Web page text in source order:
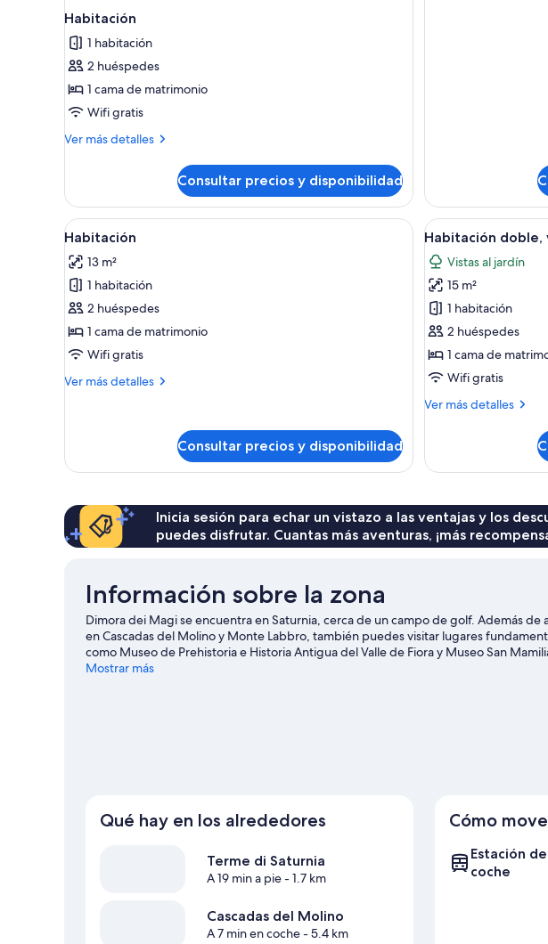
Habitación
1 habitación
2 huéspedes
1 cama de matrimonio
Wifi gratis
Ver más detalles
Más
Consultar precios y disponibilidad
Abrir
todas
las
fotos
de
Habitación
Un dormitorio ordenado con cama, mesita de noche y
3
Habitación
13 m²
1 habitación
2 huéspedes
1 cama de matrimonio
Wifi gratis
Ver más detalles
Más
Consultar precios y disponibilidad
Abrir
todas
las
fotos
de
Habitación
doble,
vistas
jardín
4
Habitación doble,
Vistas al jardín
15 m²
1 habitación
2 huéspedes
1 cama de
Wifi gratis
Ver más detalles
Más
doble,
jardín
Inicia sesión para echar un vistazo a las ventajas y los
puedes disfrutar. Cuantas más aventuras, ¡más
Información sobre la zona
Dimora dei Magi se encuentra en Saturnia, cerca de un campo de golf. Además de
en Cascadas del Molino y Monte Labbro, también puedes visitar lugares
como Museo de Prehistoria e Historia Antigua del Valle de Fiora y Museo San
manantiales de aguas termales de la zona, o ve en busca de aventuras practicando
Mostrar más
Qué hay en los alrededores
Terme di Saturnia
A 19 min a pie- 1.7 km
Cascadas del Molino
A 7 min en coche- 5.4 km
Cómo
Estación
coche